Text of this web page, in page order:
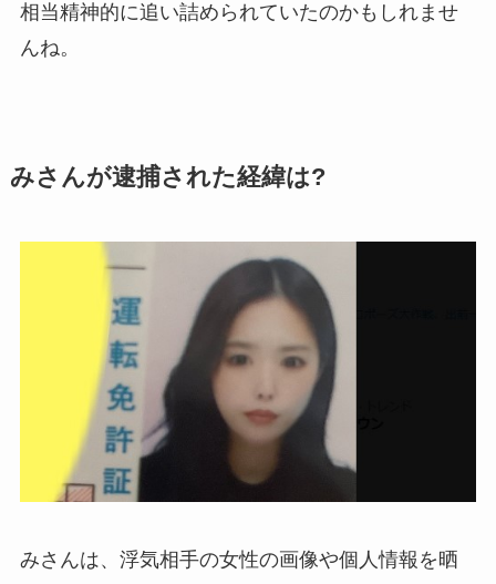
相当精神的に追い詰められていたのかもしれませ
んね。
みさんが逮捕された経緯は?
みさんは、浮気相手の女性の画像や個人情報を晒